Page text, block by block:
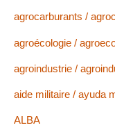
agrocarburants /
agroécologie /
agroindustrie /
aide militaire / ayuda
ALBA